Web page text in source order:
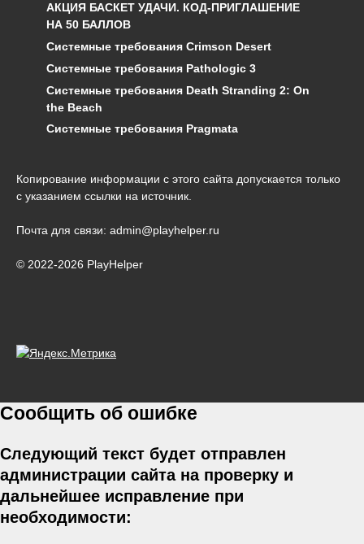
АКЦИЯ БАСКЕТ УДАЧИ. КОД-ПРИГЛАШЕНИЕ
НА 50 БАЛЛОВ
Системные требования Crimson Desert
Системные требования Pathologic 3
Системные требования Death Stranding 2: On
the Beach
Системные требования Pragmata
Копирование информации с этого сайта допускается только
с указанием ссылки на источник.
Почта для связи: admin@playhelper.ru
© 2022-2026 PlayHelper
Сообщить об ошибке
Следующий текст будет отправлен
администрации сайта на проверку и
дальнейшее исправление при
необходимости: